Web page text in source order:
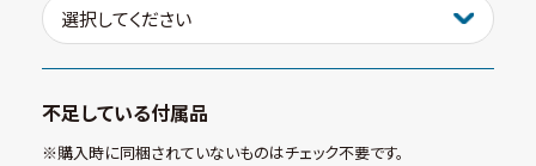
不足している付属品
※購⼊時に同梱されていないものはチェック不要です。